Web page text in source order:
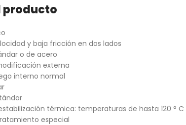
producto
y baja fricción en dos lados
o de acero
externa
interno normal
térmica: temperaturas de hasta 120 ° C
especial